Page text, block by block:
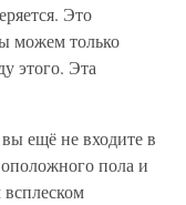
Это
можем только
этого. Эта
ещё не входите в
пола и
всплеском